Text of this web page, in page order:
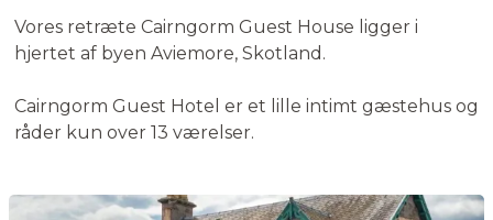
Vores retræte Cairngorm Guest House ligger i
hjertet af byen Aviemore, Skotland.
Cairngorm Guest Hotel er et lille intimt gæstehus og
råder kun over 13 værelser.